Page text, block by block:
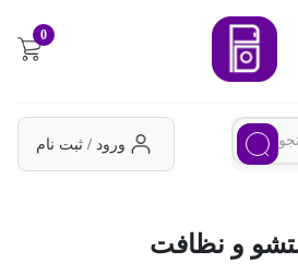
0
ورود / ثبت نام
و نظافت